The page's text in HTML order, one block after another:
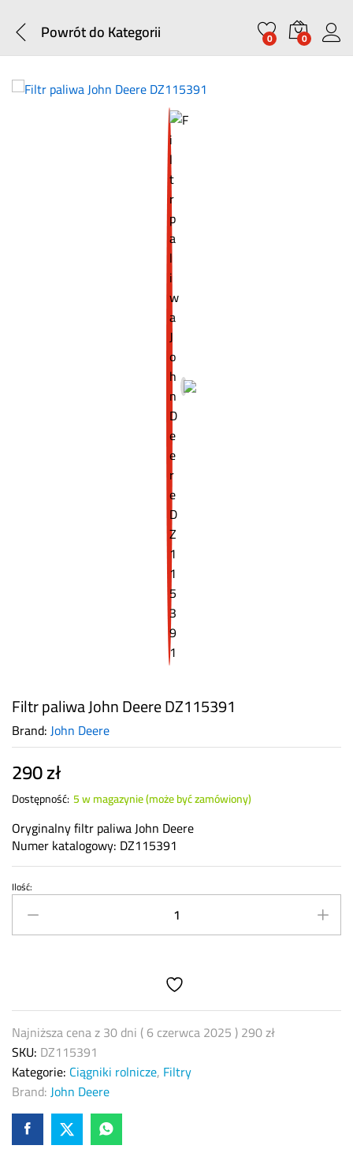
Powrót doKategorii 0 0
Filtr paliwa John Deere DZ115391
Brand:John Deere
290zł
Dostępność:5 w magazynie (może być zamówiony)
Oryginalny filtr paliwa John Deere
Numer katalogowy: DZ115391
Filtr
paliwa
John
Ilość:
Najniższa cena z 30 dni (6 czerwca 2025)290zł
SKU: DZ115391
Kategorie: Ciągniki rolnicze, Filtry
Brand:John Deere